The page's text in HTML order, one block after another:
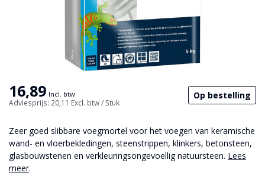
16,89 Incl. btw
Adviesprijs: 20,11 Excl. btw/ Stuk
Op bestelling
Zeer goed slibbare voegmortel voor het voegen van keramische
wand- en vloerbekledingen, steenstrippen, klinkers, betonsteen,
glasbouwstenen en verkleuringsongevoellig natuursteen. Lees
meer.